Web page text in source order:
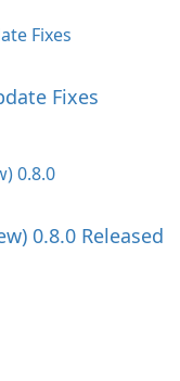
Fixes
0.8.0 Released